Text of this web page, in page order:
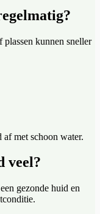
kunnen sneller
af met schoon water.
veel?
gezonde huid en